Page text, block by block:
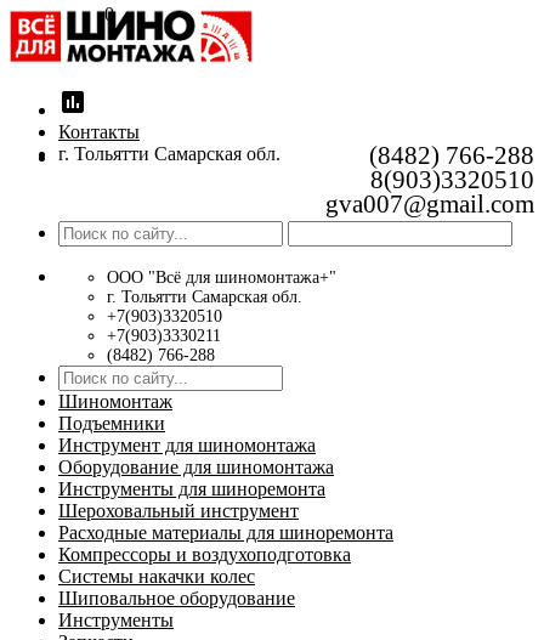
insert_chart
0
Контакты
г. Тольятти Самарская обл.
(8482) 766-288
8(903)3320510
gva007@gmail.com
ООО "Всё для шиномонтажа+"
г. Тольятти Самарская обл.
+7(903)3320510
+7(903)3330211
(8482) 766-288
Шиномонтаж
Подъемники
Инструмент для шиномонтажа
Оборудование для шиномонтажа
Инструменты для шиноремонта
Шероховальный инструмент
Расходные материалы для шиноремонта
Компрессоры и воздухоподготовка
Системы накачки колес
Шиповальное оборудование
Инструменты